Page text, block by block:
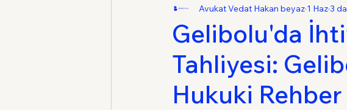
Fikri ve Sınai Mülkiyet Hukuku İş
Medeni Usul Hukuku Sigorta
Gelibolu'da
Tahliyesi:
Hukuki Rehber
Avukat Vedat Hakan beyaz 1 Haz3